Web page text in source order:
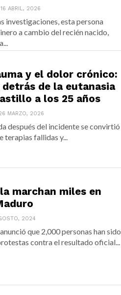
16 ABRIL, 2026
investigaciones, esta persona
a cambio del recién nacido,
y el dolor crónico:
detrás de la eutanasia
a los 25 años
MARZO, 2026
después del incidente se convirtió
terapias fallidas y...
marchan miles en
2024
que 2,000 personas han sido
contra el resultado oficial...